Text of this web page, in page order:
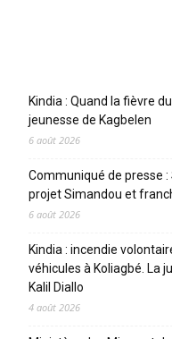
Kindia : Quand la fièvre
jeunesse de Kagbelen
6 août 2026
Communiqué de presse
projet Simandou et
6 août 2026
Kindia : incendie
véhicules à Koliagbé. La
Kalil Diallo
4 août 2026